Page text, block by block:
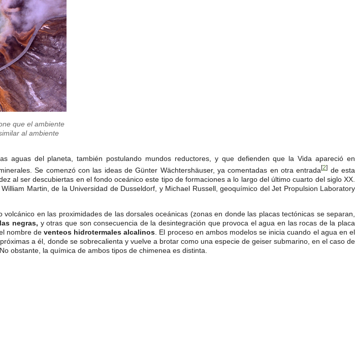
que el ambiente
al ambiente
aguas del planeta, también postulando mundos reductores, y que defienden que la Vida apareció en
Se comenzó con las ideas de Günter Wächtershäuser, ya comentadas en otra entrada[2] de esta
al ser descubiertas en el fondo oceánico este tipo de formaciones a lo largo del último cuarto del siglo XX.
Martin, de la Universidad de Dusseldorf, y Michael Russell, geoquímico del Jet Propulsion Laboratory
en las proximidades de las dorsales oceánicas (zonas en donde las placas tectónicas se separan,
negras, y otras que son consecuencia de la desintegración que provoca el agua en las rocas de la placa
nombre deventeos hidrotermales alcalinos. El proceso en ambos modelos se inicia cuando el agua en el
a él, donde se sobrecalienta y vuelve a brotar como una especie de geiser submarino, en el caso de
obstante, la química de ambos tipos de chimenea es distinta.